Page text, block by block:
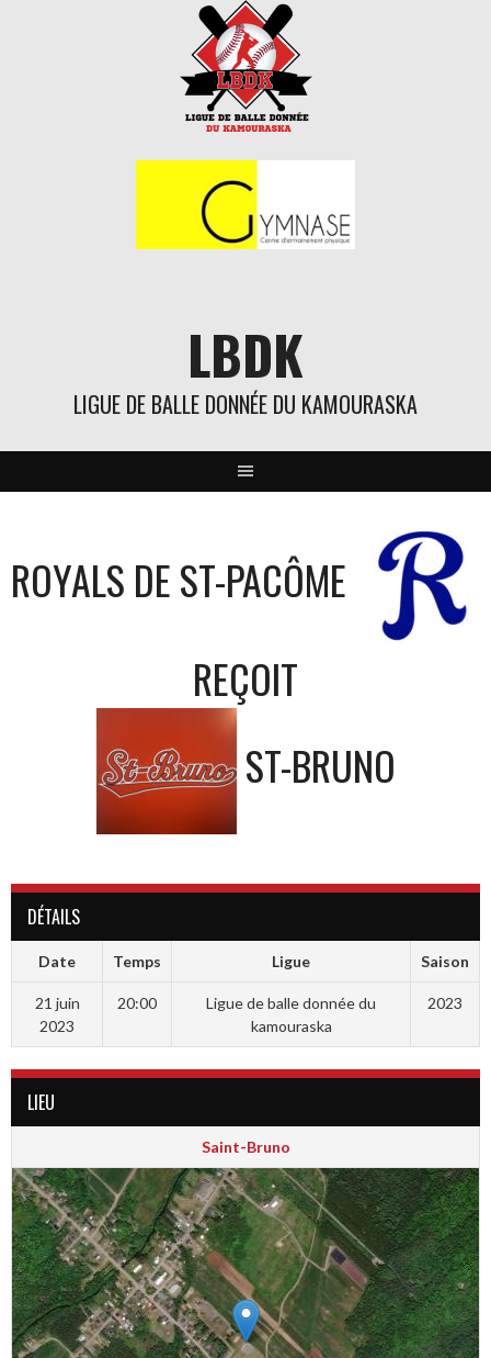
LBDK
LIGUE DE BALLE DONNÉE DU KAMOURASKA
ROYALS DE ST-PACÔME
REÇOIT
ST-BRUNO
DÉTAILS
Date Temps Ligue Saison
21 juin
2023
20:00
Ligue de balle donnée du
kamouraska
2023
LIEU
Saint-Bruno